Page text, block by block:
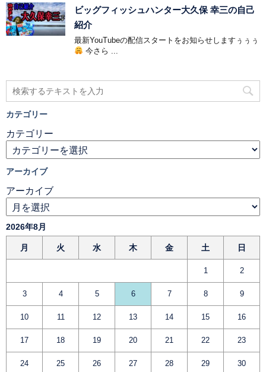
ビッグフィッシュハンター大久保 幸三の自己
紹介
最新YouTubeの配信スタートをお知らせしますぅぅぅ
今さら ...
カテゴリー
カテゴリー
アーカイブ
アーカイブ
2026年8月
月 火 水 木 金 土 日
1 2
3 4 5 6 7 8 9
10 11 12 13 14 15 16
17 18 19 20 21 22 23
24 25 26 27 28 29 30